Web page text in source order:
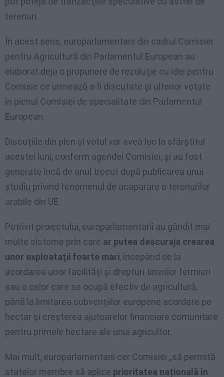
terenuri.
În acest sens, europarlamentarii din cadrul Comisiei
pentru Agricultură din Parlamentul European au
elaborat deja o propunere de rezoluţie cu idei pentru
Comisie ce urmează a fi discutate şi ulterior votate
în plenul Comisiei de specialitate din Parlamentul
European.
Discuţiile din plen şi votul vor avea loc la sfârştitul
acestei luni, conform agendei Comisiei, şi au fost
generate încă de anul trecut după publicarea unui
studiu privind fenomenul de acaparare a terenurilor
arabile din UE.
Potrivit proiectului, europarlamentarii au gândit mai
multe sisteme prin care ar putea descuraja crearea
unor exploataţii foarte mari, începând de la
acordarea unor facilităţi şi drepturi tinerilor fermieri
sau a celor care se ocupă efectiv de agricultură,
până la limitarea subvenţiilor europene acordate pe
hectar şi creşterea ajutoarelor financiare comunitare
pentru primele hectare ale unui agricultor.
Mai mult, europarlamentarii cer Comisiei „să permită
statelor membre să aplice prioritatea națională în